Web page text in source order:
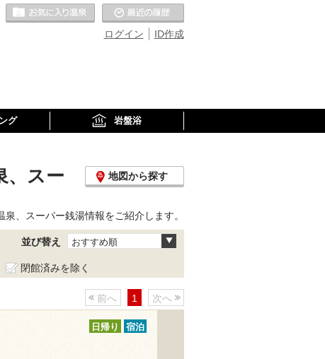
ID作成
ログイン
お気に入りの温泉
グ 岩盤浴
、スー
地図から探す
、スーパー銭湯情報をご紹介します。
並び替え おすすめ順
閉館済みを除く
前へ 1 次へ
日帰り 宿泊